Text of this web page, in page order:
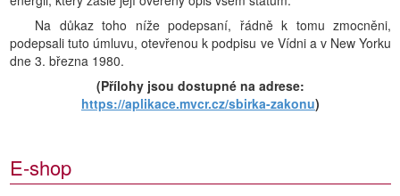
Na důkaz toho níže podepsaní, řádně k tomu zmocněni,
podepsali tuto úmluvu, otevřenou k podpisu ve Vídni a v New Yorku
dne 3. března 1980.
(Přílohy jsou dostupné na adrese:
https://aplikace.mvcr.cz/sbirka-zakonu)
E-shop